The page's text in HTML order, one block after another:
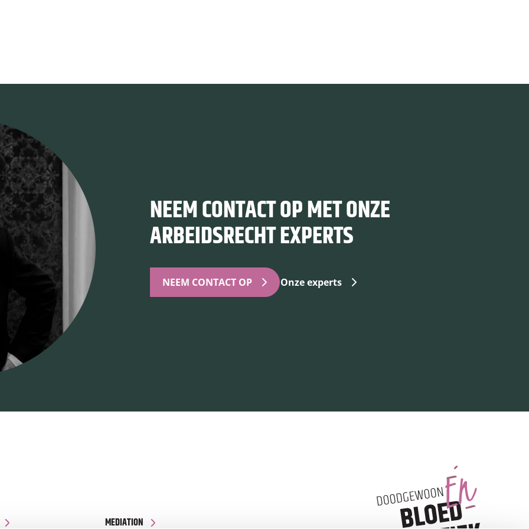
NEEM CONTACT OP MET ONZE
ARBEIDSRECHT EXPERTS
NEEM CONTACT OP Onze experts
MEDIATION